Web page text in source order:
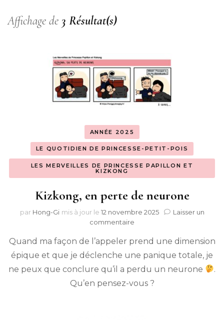
Affichage de 3 Résultat(s)
ANNÉE 2025
LE QUOTIDIEN DE PRINCESSE-PETIT-POIS
LES MERVEILLES DE PRINCESSE PAPILLON ET
KIZKONG
Kizkong, en perte de neurone
par Hong-Gi mis à jour le 12 novembre 2025
Laisser un
commentaire
en
perte
neurone
Quand ma façon de l’appeler prend une dimension
épique et que je déclenche une panique totale, je
ne peux que conclure qu’il a perdu un neurone
.
Qu’en pensez-vous ?